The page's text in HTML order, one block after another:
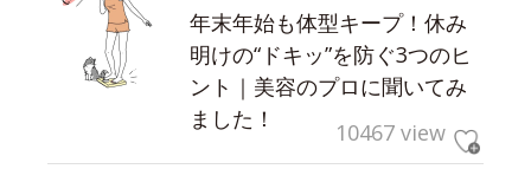
年末年始も体型キープ！休み
明けの“ドキッ”を防ぐ3つのヒ
ント｜美容のプロに聞いてみ
ました！
10467 view